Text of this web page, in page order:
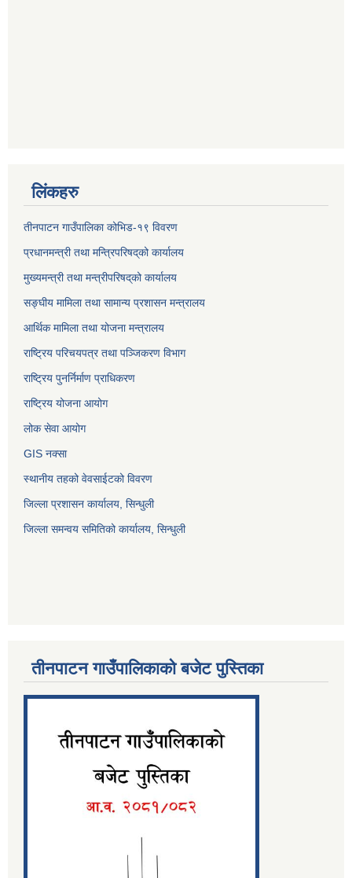
लिंकहरु
तीनपाटन गाउँपालिका कोभिड-१९ विवरण
प्रधानमन्त्री तथा मन्त्रिपरिषद्‌को कार्यालय
मुख्यमन्त्री तथा मन्त्रीपरिषद्‌को कार्यालय
सङ्घीय मामिला तथा सामान्य प्रशासन मन्त्रालय
आर्थिक मामिला तथा योजना मन्त्रालय
राष्ट्रिय परिचयपत्र तथा पञ्जिकरण विभाग
राष्ट्रिय पुनर्निर्माण प्राधिकरण
राष्ट्रिय योजना आयोग
लोक सेवा आयोग
GIS नक्सा
स्थानीय तहको वेवसाईटको विवरण
जिल्ला प्रशासन कार्यालय, सिन्धुली
जिल्ला समन्वय समितिको कार्यालय, सिन्धुली
तीनपाटन गाउँपालिकाको बजेट पुस्तिका